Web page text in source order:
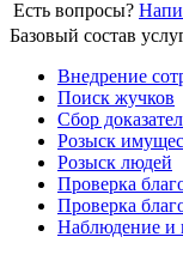
Есть вопросы?
Базовый состав
Внедрение
Поиск жучков
Сбор
Розыск
Розыск людей
Проверка
Проверка
Наблюдение и